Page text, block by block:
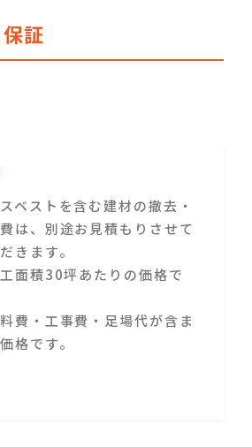
証
ベストを含む建材の撤去・
は、別途お見積もりさせて
きます。
面積30坪あたりの価格で
費・工事費・足場代が含ま
格です。